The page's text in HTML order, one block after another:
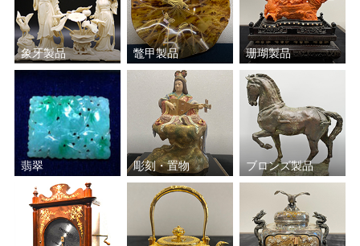
象牙製品 鼈甲製品 珊瑚製品
翡翠 彫刻・置物 ブロンズ製品